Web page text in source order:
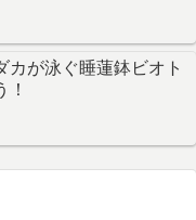
カが泳ぐ睡蓮鉢ビオト
！